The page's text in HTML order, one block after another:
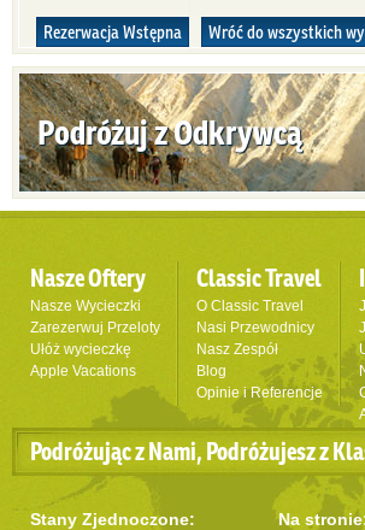
Rezerwacja Wstępna Wróć do wszystkich
Podróżuj z Odkrywcą
Nasze Oftery
Nasze Wycieczki
Zarezerwuj Przeloty
Ułóż wycieczkę
Apple Vacations
Classic Travel
O Classic Travel
Nasi Przewodnicy
Nasz Zespół
Blog
Opinie i Referencje
Podróżując z Nami, Podróżujesz z
Stany Zjednoczone:
Na